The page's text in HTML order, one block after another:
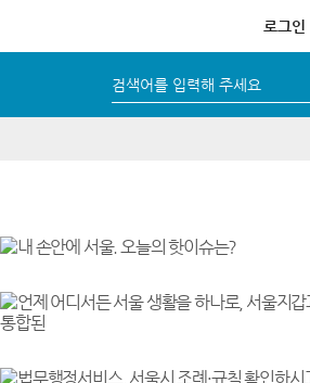
로그인
검색어를 입력해 주세요